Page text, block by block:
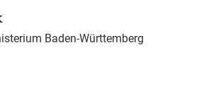
Baden-Württemberg